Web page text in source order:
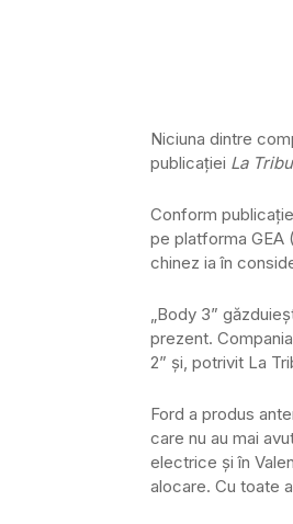
Niciuna dintre
publicației La
Conform
pe platforma GEA
chinez ia în
„Body 3”
prezent.
2” și, potrivit La
Ford a produs
care nu au mai
electrice și în
alocare. Cu toate